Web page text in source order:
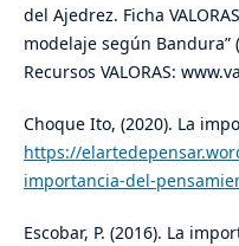
del Ajedrez. Ficha
modelaje según Bandura”
Recursos VALORAS:
Choque Ito, (2020). La
https://
importancia-del-
Escobar, P. (2016). La